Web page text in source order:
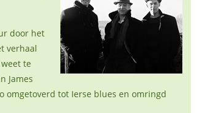
door het
verhaal
te
James
omgetoverd tot Ierse blues en omringd